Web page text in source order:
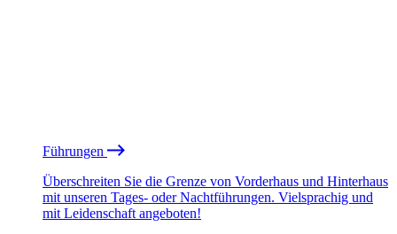
Führungen
Überschreiten Sie die Grenze von Vorderhaus und Hinterhaus
mit unseren Tages- oder Nachtführungen. Vielsprachig und
mit Leidenschaft angeboten!